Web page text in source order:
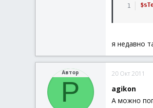
я недавно
Автор
P
20 Окт 2011
agikon
А можно